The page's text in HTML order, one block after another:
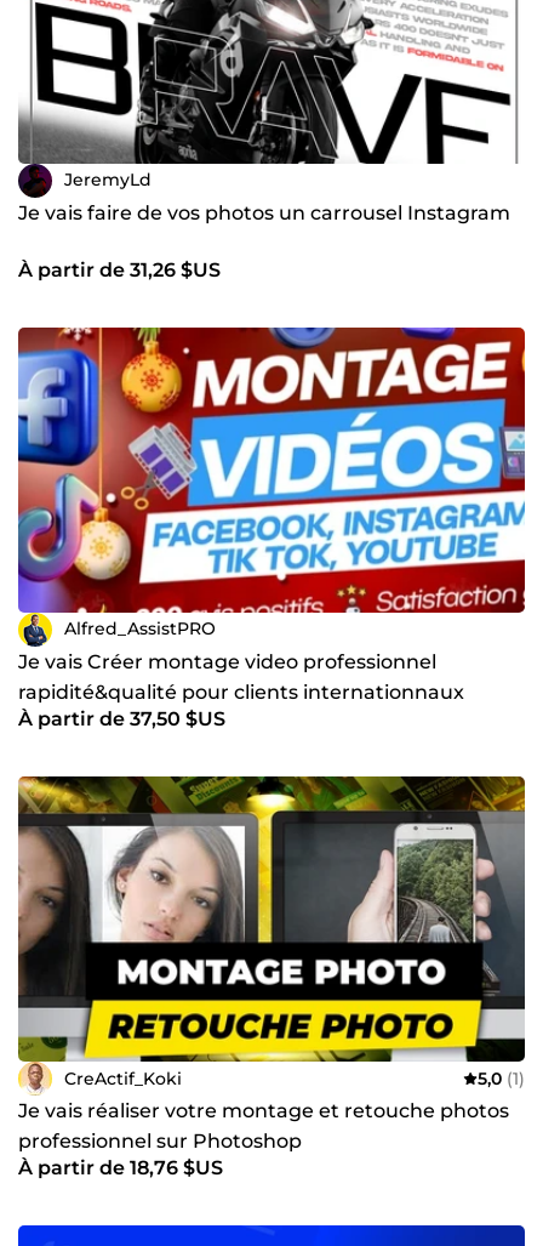
JeremyLd
Je vais faire de vos photos un carrousel Instagram
À partir de 31,26 $US
Alfred_AssistPRO
Je vais Créer montage video professionnel
rapidité&qualité pour clients internationnaux
À partir de 37,50 $US
CreActif_Koki 5,0 (1)
Je vais réaliser votre montage et retouche photos
professionnel sur Photoshop
À partir de 18,76 $US